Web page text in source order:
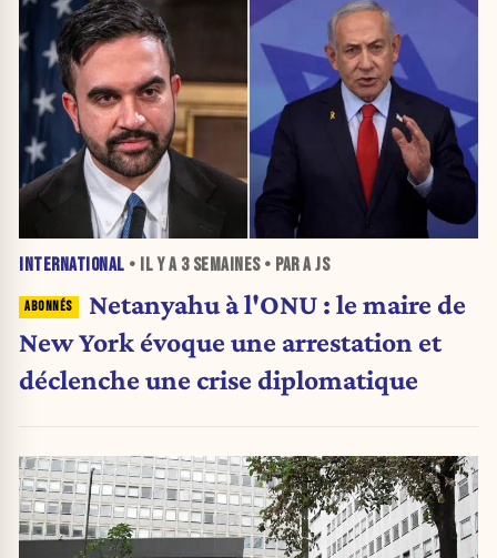
INTERNATIONAL • IL Y A 3 SEMAINES• PAR A JS
Netanyahu à l'ONU : le maire de
New York évoque une arrestation et
déclenche une crise diplomatique